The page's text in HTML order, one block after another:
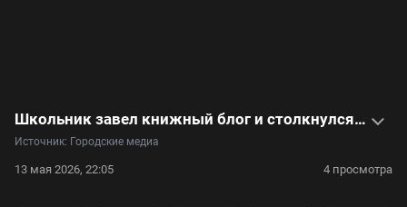
Школьник завел книжный блог и столкнулся с буллингом: видео
Источник: Городские медиа
13 мая 2026, 22:05 4 просмотра